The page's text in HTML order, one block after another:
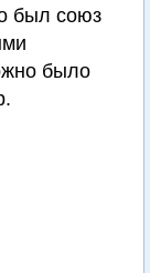
был союз
было